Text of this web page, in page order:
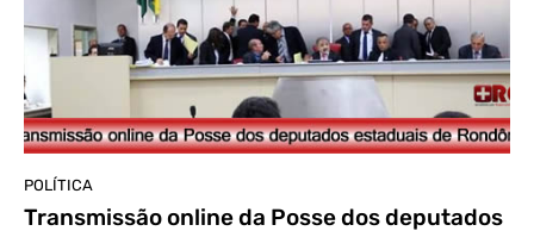
POLÍTICA
Transmissão online da Posse dos deputados